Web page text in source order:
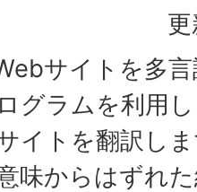
サイトを多
グラムを利用
イトを翻訳し
味からはずれ